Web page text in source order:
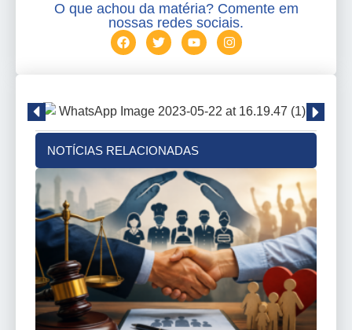
O que achou da matéria? Comente em
nossas redes sociais.
NOTÍCIAS RELACIONADAS